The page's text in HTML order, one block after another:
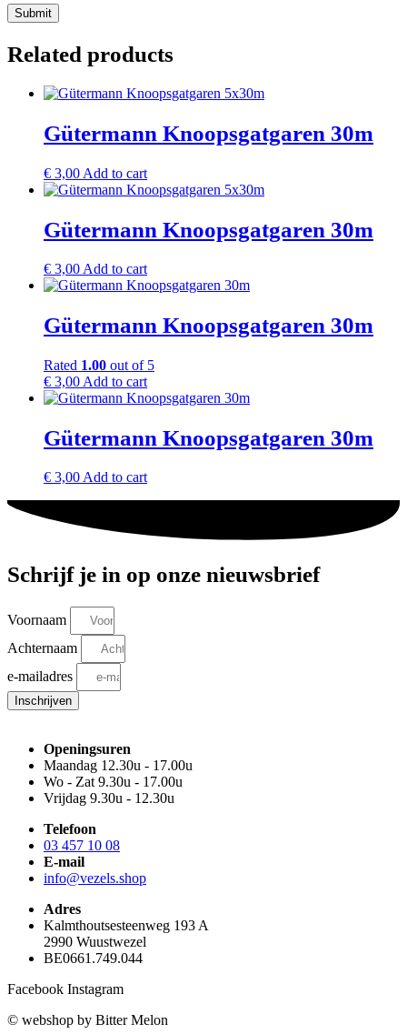
Related products
Gütermann Knoopsgatgaren 30m
€ 3,00 Add to cart
Gütermann Knoopsgatgaren 30m
€ 3,00 Add to cart
Gütermann Knoopsgatgaren 30m
Rated 1.00 out of 5
€ 3,00 Add to cart
Gütermann Knoopsgatgaren 30m
€ 3,00 Add to cart
Schrijf je in op onze nieuwsbrief
Voornaam
Achternaam
e-mailadres
Inschrijven
Openingsuren
Maandag 12.30u - 17.00u
Wo - Zat 9.30u - 17.00u
Vrijdag 9.30u - 12.30u
Telefoon
03 457 10 08
E-mail
info@vezels.shop
Adres
Kalmthoutsesteenweg 193 A
2990 Wuustwezel
BE0661.749.044
Facebook Instagram
© webshop by Bitter Melon